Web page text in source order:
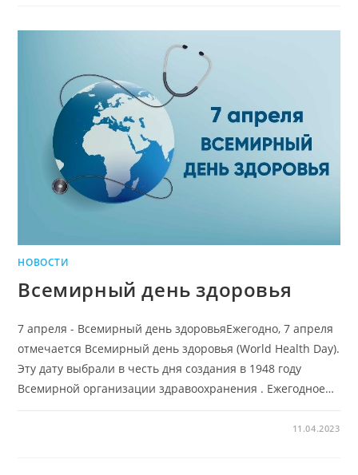
НОВОСТИ
Всемирный день здоровья
7 апреля - Всемирный день здоровьяЕжегодно, 7 апреля
отмечается Всемирный день здоровья (World Health Day).
Эту дату выбрали в честь дня создания в 1948 году
Всемирной организации здравоохранения . Ежегодное…
11.04.2023